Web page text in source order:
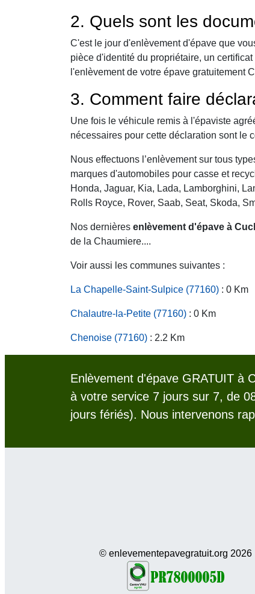
2. Quels sont les
C'est le jour d'enlèvement d'épave que
pièce d'identité du propriétaire, un
l'enlèvement de votre épave gratuitement
3. Comment faire
Une fois le véhicule remis à l'épaviste
nécessaires pour cette déclaration sont le
Nous effectuons l’enlèvement sur tous
marques d'automobiles pour casse et
Honda, Jaguar, Kia, Lada, Lamborghini,
Rolls Royce, Rover, Saab, Seat, Skoda,
Nos dernières enlèvement d'épave à
de la Chaumiere....
Voir aussi les communes suivantes :
La Chapelle-Saint-Sulpice (77160) : 0 Km
Chalautre-la-Petite (77160) : 0 Km
Chenoise (77160) : 2.2 Km
Enlèvement d'épave GRATUIT à
à votre service 7 jours sur 7, de
jours fériés). Nous intervenons
© enlevementepavegratuit.org 2026